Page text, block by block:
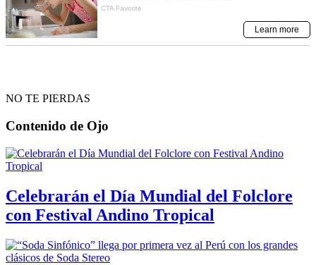
NO TE PIERDAS
Contenido de Ojo
Celebrarán el Día Mundial del Folclore
con Festival Andino Tropical